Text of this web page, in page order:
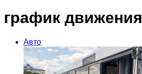
график движения
Авто